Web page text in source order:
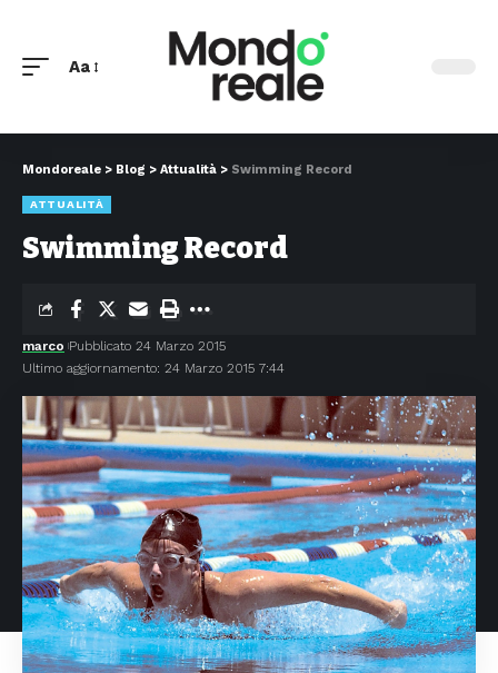
Aa
Mondoreale > Blog > Attualità > Swimming Record
ATTUALITÀ
Swimming Record
Ultimo aggiornamento: 24 Marzo 2015 7:44
marco Pubblicato 24 Marzo 2015